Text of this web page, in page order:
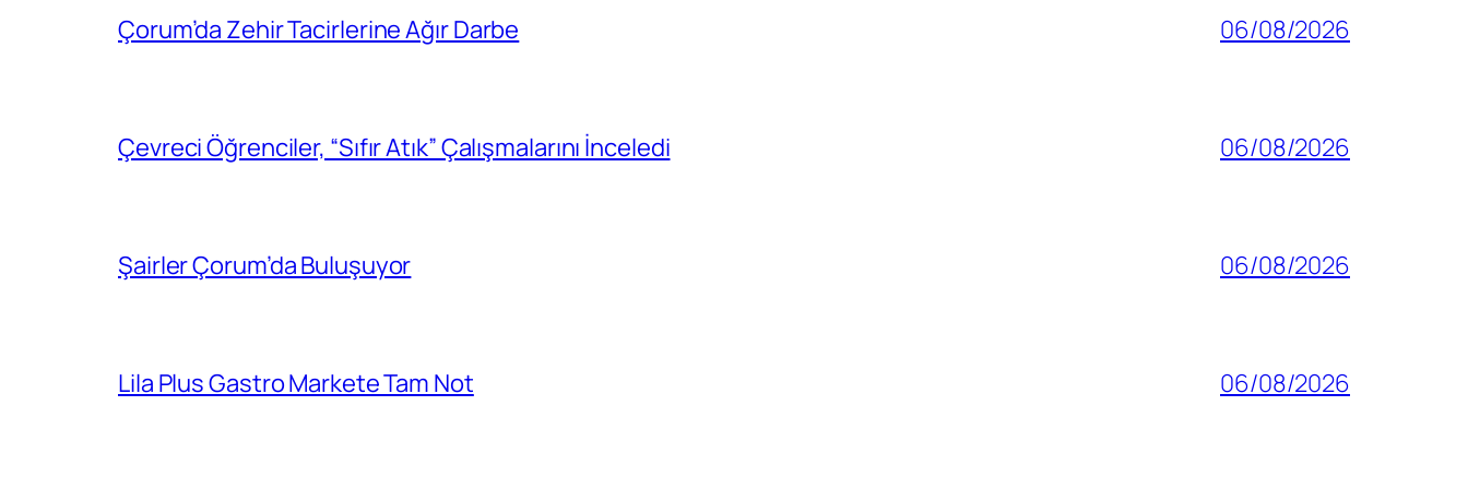
Çorum’da Zehir Tacirlerine Ağır Darbe 06/08/2026
Çevreci Öğrenciler, “Sıfır Atık” Çalışmalarını İnceledi 06/08/2026
Şairler Çorum’da Buluşuyor 06/08/2026
Lila Plus Gastro Markete Tam Not 06/08/2026